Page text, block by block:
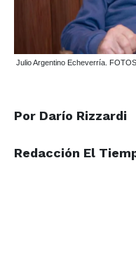
Julio Argentino Echeverría.
Por Darío Rizzardi
Redacción El